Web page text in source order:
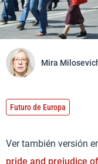
Mira
Futuro de Europa
Ver también versión
pride and prejudice